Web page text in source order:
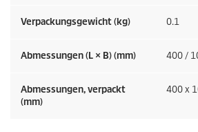
Verpackungsgewicht (kg) 0.1
Abmessungen (L × B) (mm) 400 /
Abmessungen, verpackt
(mm)
400 x